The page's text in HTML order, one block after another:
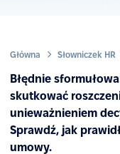
Główna Słowniczek HR
Błędnie
skutkować
unieważnieniem
Sprawdź, jak
umowy.